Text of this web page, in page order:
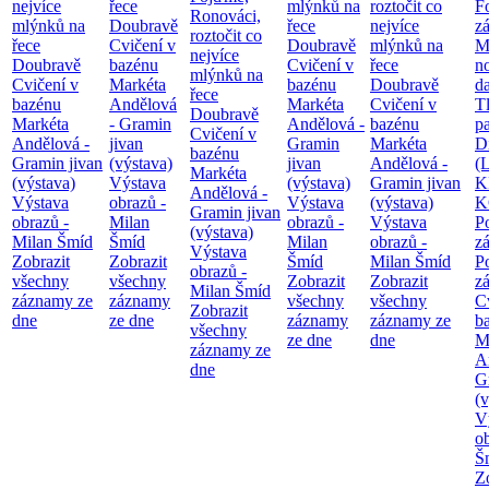
nejvíce
mlýnků na
řece
Doubravě
Cvičení v
bazénu
Markéta
Andělová -
Gramin jivan
(výstava)
Výstava
obrazů -
Milan Šmíd
Zobrazit
všechny
záznamy ze
dne
řece
Doubravě
Cvičení v
bazénu
Markéta
Andělová
- Gramin
jivan
(výstava)
Výstava
obrazů -
Milan
Šmíd
Zobrazit
všechny
záznamy
ze dne
Ronováci,
roztočit co
nejvíce
mlýnků na
řece
Doubravě
Cvičení v
bazénu
Markéta
Andělová -
Gramin jivan
(výstava)
Výstava
obrazů -
Milan Šmíd
Zobrazit
všechny
záznamy ze
dne
mlýnků na
řece
Doubravě
Cvičení v
bazénu
Markéta
Andělová -
Gramin
jivan
(výstava)
Výstava
obrazů -
Milan
Šmíd
Zobrazit
všechny
záznamy
ze dne
roztočit co
nejvíce
mlýnků na
řece
Doubravě
Cvičení v
bazénu
Markéta
Andělová -
Gramin jivan
(výstava)
Výstava
obrazů -
Milan Šmíd
Zobrazit
všechny
záznamy ze
dne